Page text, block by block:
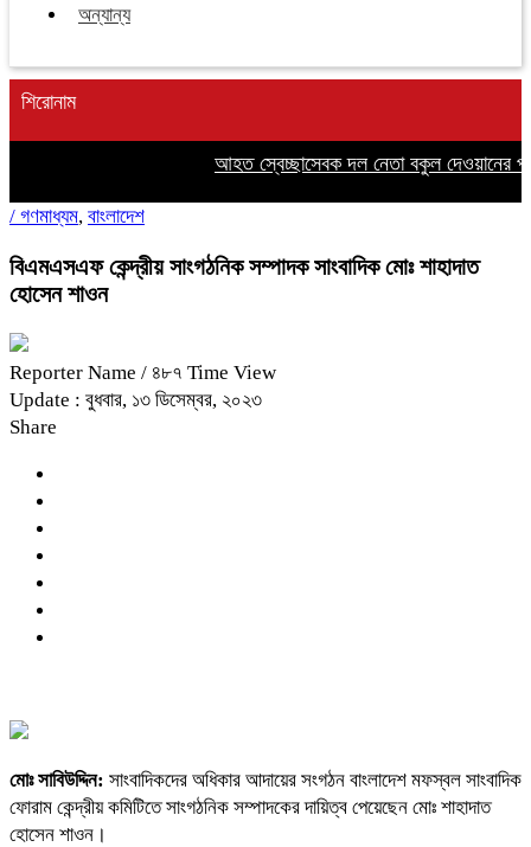
অন্যান্য
শিরোনাম
আহত স্বেচ্ছাসেবক দল নেতা বকুল দেওয়ানের
/ গণমাধ্যম, বাংলাদেশ
বিএমএসএফ কেন্দ্রীয় সাংগঠনিক সম্পাদক সাংবাদিক মোঃ শাহাদাত
হোসেন শাওন
Reporter Name / ৪৮৭ Time View
Update : বুধবার, ১৩ ডিসেম্বর, ২০২৩
Share
মোঃ সাবিউদ্দিন: সাংবাদিকদের অধিকার আদায়ের সংগঠন বাংলাদেশ মফস্বল সাংবাদিক
ফোরাম কেন্দ্রীয় কমিটিতে সাংগঠনিক সম্পাদকের দায়িত্ব পেয়েছেন মোঃ শাহাদাত
হোসেন শাওন।